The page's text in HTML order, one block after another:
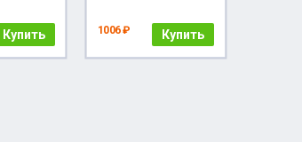
Купить 1006 ₽ Купить